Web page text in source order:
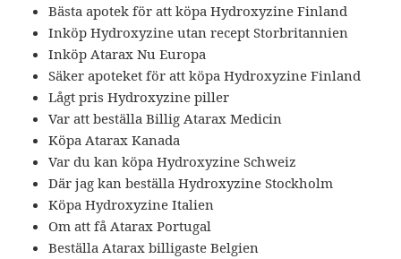
Bästa apotek för att köpa Hydroxyzine Finland
Inköp Hydroxyzine utan recept Storbritannien
Inköp Atarax Nu Europa
Säker apoteket för att köpa Hydroxyzine Finland
Lågt pris Hydroxyzine piller
Var att beställa Billig Atarax Medicin
Köpa Atarax Kanada
Var du kan köpa Hydroxyzine Schweiz
Där jag kan beställa Hydroxyzine Stockholm
Köpa Hydroxyzine Italien
Om att få Atarax Portugal
Beställa Atarax billigaste Belgien